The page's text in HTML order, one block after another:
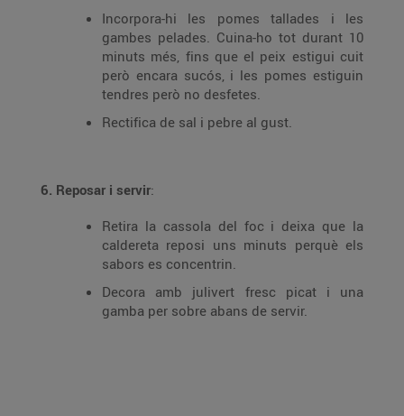
Incorpora-hi les pomes tallades i les
gambes pelades. Cuina-ho tot durant 10
minuts més, fins que el peix estigui cuit
però encara sucós, i les pomes estiguin
tendres però no desfetes.
Rectifica de sal i pebre al gust.
6. Reposar i servir:
Retira la cassola del foc i deixa que la
caldereta reposi uns minuts perquè els
sabors es concentrin.
Decora amb julivert fresc picat i una
gamba per sobre abans de servir.